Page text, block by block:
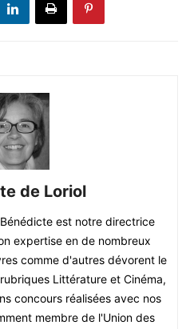
de Loriol
est notre directrice
expertise en de nombreux
comme d'autres dévorent le
Littérature et Cinéma,
concours réalisées avec nos
membre de l'Union des